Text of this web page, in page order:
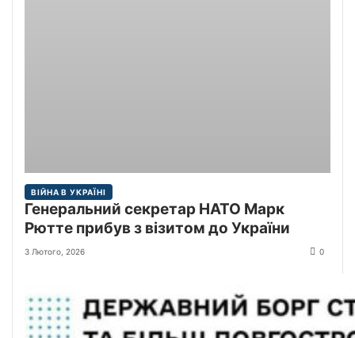
ВІЙНА В УКРАЇНІ
Генеральний секретар НАТО Марк
Рютте прибув з візитом до України
3 Лютого, 2026 0